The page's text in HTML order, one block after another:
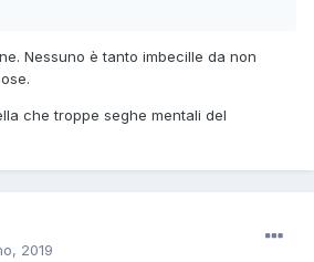
Nessuno è tanto imbecille da non
che troppe seghe mentali del
2019